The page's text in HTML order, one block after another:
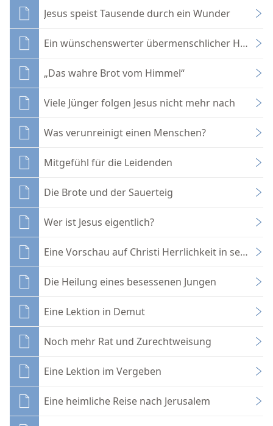
Jesus speist Tausende durch ein Wunder
Ein wünschenswerter übermenschlicher
„Das wahre Brot vom Himmel“
Viele Jünger folgen Jesus nicht mehr nach
Was verunreinigt einen Menschen?
Mitgefühl für die Leidenden
Die Brote und der Sauerteig
Wer ist Jesus eigentlich?
Eine Vorschau auf Christi Herrlichkeit in seinem
Die Heilung eines besessenen Jungen
Eine Lektion in Demut
Noch mehr Rat und Zurechtweisung
Eine Lektion im Vergeben
Eine heimliche Reise nach Jerusalem